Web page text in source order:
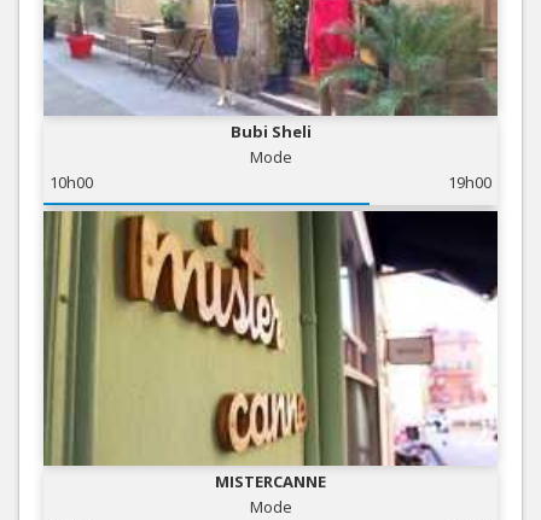
Bubi Sheli
Mode
10h00
19h00
MISTERCANNE
Mode